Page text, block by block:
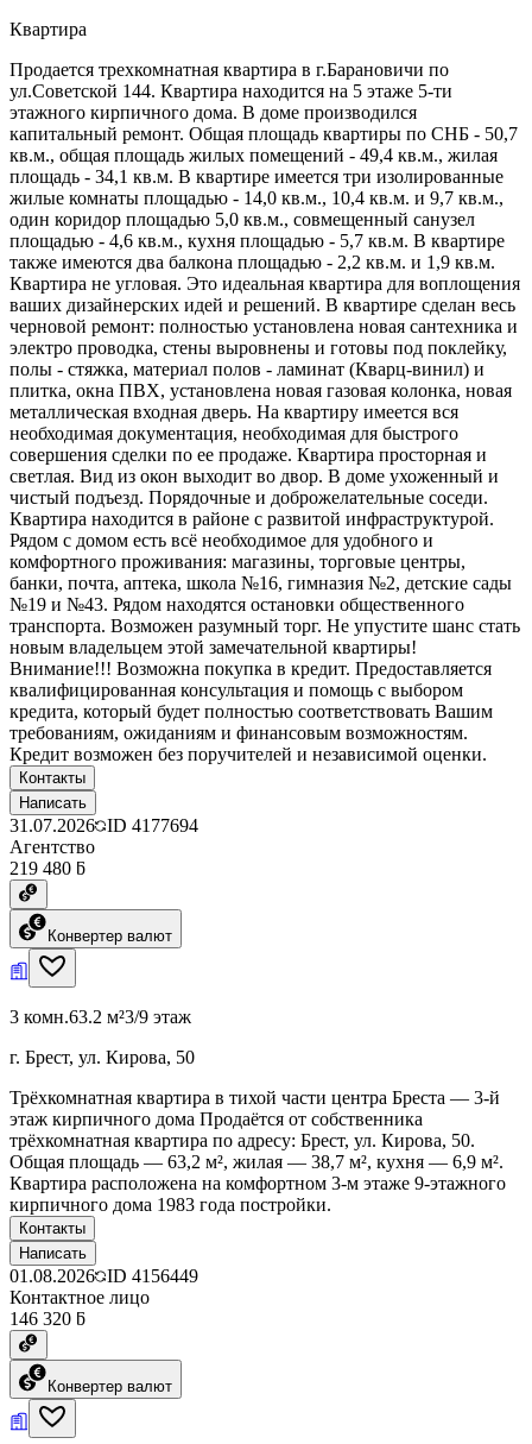
Квартира
Продается трехкомнатная квартира в г.Барановичи по
ул.Советской 144. Квартира находится на 5 этаже 5-ти
этажного кирпичного дома. В доме производился
капитальный ремонт. Общая площадь квартиры по СНБ - 50,7
кв.м., общая площадь жилых помещений - 49,4 кв.м., жилая
площадь - 34,1 кв.м. В квартире имеется три изолированные
жилые комнаты площадью - 14,0 кв.м., 10,4 кв.м. и 9,7 кв.м.,
один коридор площадью 5,0 кв.м., совмещенный санузел
площадью - 4,6 кв.м., кухня площадью - 5,7 кв.м. В квартире
также имеются два балкона площадью - 2,2 кв.м. и 1,9 кв.м.
Квартира не угловая. Это идеальная квартира для воплощения
ваших дизайнерских идей и решений. В квартире сделан весь
черновой ремонт: полностью установлена новая сантехника и
электро проводка, стены выровнены и готовы под поклейку,
полы - стяжка, материал полов - ламинат (Кварц-винил) и
плитка, окна ПВХ, установлена новая газовая колонка, новая
металлическая входная дверь. На квартиру имеется вся
необходимая документация, необходимая для быстрого
совершения сделки по ее продаже. Квартира просторная и
светлая. Вид из окон выходит во двор. В доме ухоженный и
чистый подъезд. Порядочные и доброжелательные соседи.
Квартира находится в районе с развитой инфраструктурой.
Рядом с домом есть всё необходимое для удобного и
комфортного проживания: магазины, торговые центры,
банки, почта, аптека, школа №16, гимназия №2, детские сады
№19 и №43. Рядом находятся остановки общественного
транспорта. Возможен разумный торг. Не упустите шанс стать
новым владельцем этой замечательной квартиры!
Внимание!!! Возможна покупка в кредит. Предоставляется
квалифицированная консультация и помощь с выбором
кредита, который будет полностью соответствовать Вашим
требованиям, ожиданиям и финансовым возможностям.
Кредит возможен без поручителей и независимой оценки.
Контакты
Написать
31.07.2026 ID 4177694
Агентство
219 480 ƃ
Конвертер валют
3 комн.63.2 м²3/9 этаж
г. Брест, ул. Кирова, 50
Трёхкомнатная квартира в тихой части центра Бреста — 3-й
этаж кирпичного дома Продаётся от собственника
трёхкомнатная квартира по адресу: Брест, ул. Кирова, 50.
Общая площадь — 63,2 м², жилая — 38,7 м², кухня — 6,9 м².
Квартира расположена на комфортном 3-м этаже 9-этажного
кирпичного дома 1983 года постройки.
Контакты
Написать
01.08.2026 ID 4156449
Контактное лицо
146 320 ƃ
Конвертер валют